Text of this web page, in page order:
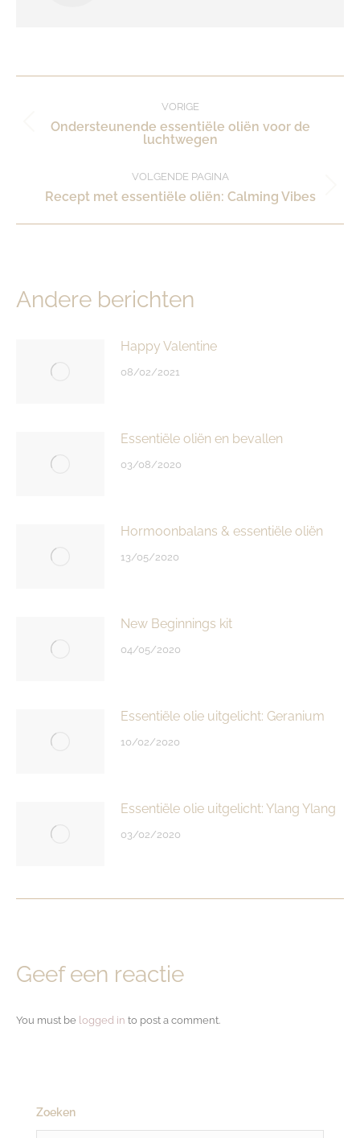
Post
navigation
VORIGE
Vorig
Ondersteunende essentiële oliën voor de
luchtwegen
VOLGENDE PAGINA
Volgende
Recept met essentiële oliën: Calming Vibes
Andere berichten
Happy Valentine
08/02/2021
Essentiële oliën en bevallen
03/08/2020
Hormoonbalans & essentiële oliën
13/05/2020
New Beginnings kit
04/05/2020
Essentiële olie uitgelicht: Geranium
10/02/2020
Essentiële olie uitgelicht: Ylang Ylang
03/02/2020
Geef een reactie
You must be logged in to post a comment.
Zoeken